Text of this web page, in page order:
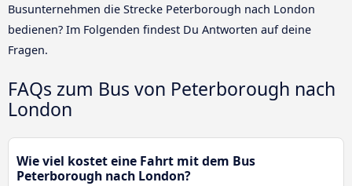
Busunternehmen die Strecke Peterborough nach London
bedienen? Im Folgenden findest Du Antworten auf deine
Fragen.
FAQs zum Bus von Peterborough nach
London
Wie viel kostet eine Fahrt mit dem Bus
Peterborough nach London?